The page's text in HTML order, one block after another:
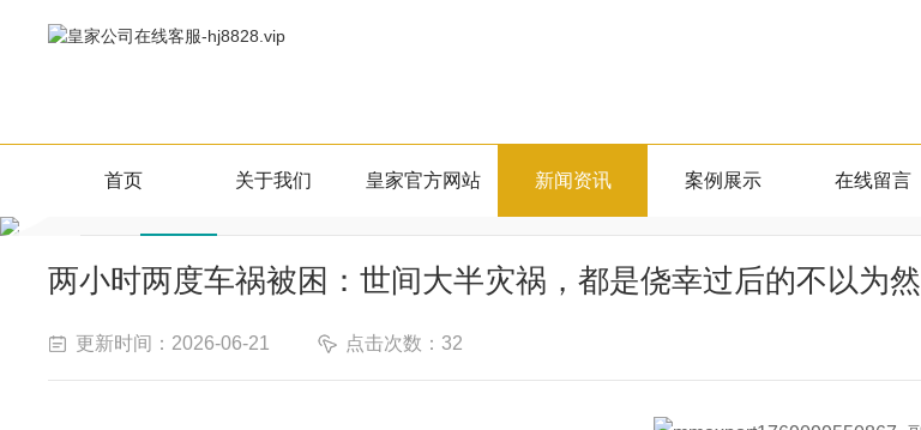
首页 关于我们 皇家官方网站 新闻资讯 案例展示 在线留言
新闻资讯
NEWS CENTER
行业新闻
两小时两度车祸被困：世间大半灾祸，都是侥幸过后的不以为然
更新时间：2026-06-21 点击次数：32